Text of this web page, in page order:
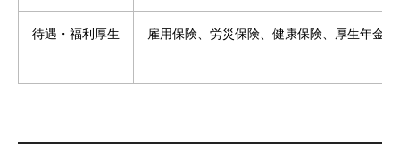
待遇・福利厚生 雇用保険、労災保険、健康保険、厚生年金